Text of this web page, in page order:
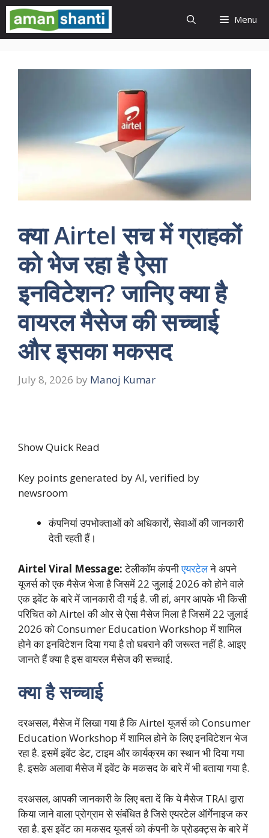
Skip
content
Menu
क्या Airtel सच में ग्राहकों
को भेज रहा है ऐसा
इनविटेशन? जानिए क्या है
वायरल मैसेज की सच्चाई
और इसका मकसद
July 8, 2026 by Manoj Kumar
Show Quick Read
Key points generated by AI, verified by
newsroom
कंपनियां उपभोक्ताओं को अधिकारों, सेवाओं की जानकारी
देती रहती हैं।
Airtel Viral Message:टेलीकॉम कंपनीएयरटेलने अपने
यूजर्स को एक मैसेज भेजा है जिसमें 22 जुलाई 2026 को होने वाले
एक इवेंट के बारे में जानकारी दी गई है. जी हां, अगर आपके भी किसी
परिचित को Airtel की ओर से ऐसा मैसेज मिला है जिसमें 22 जुलाई
2026 को Consumer Education Workshop में शामिल
होने का इनविटेशन दिया गया है तो घबराने की जरूरत नहीं है. आइए
जानते हैं क्या है इस वायरल मैसेज की सच्चाई.
क्या है सच्चाई
दरअसल, मैसेज में लिखा गया है कि Airtel यूजर्स को Consumer
Education Workshop में शामिल होने के लिए इनविटेशन भेज
रहा है. इसमें इवेंट डेट, टाइम और कार्यक्रम का स्थान भी दिया गया
है. इसके अलावा मैसेज में इवेंट के मकसद के बारे में भी बताया गया है.
दरअसल, आपकी जानकारी के लिए बता दें कि ये मैसेज TRAI द्वारा
किया जाने वाला प्रोग्राम से संबंधित है जिसे एयरटेल ऑर्गेनाइज कर
रहा है. इस इवेंट का मकसद यूजर्स को कंपनी के प्रोडक्ट्स के बारे में